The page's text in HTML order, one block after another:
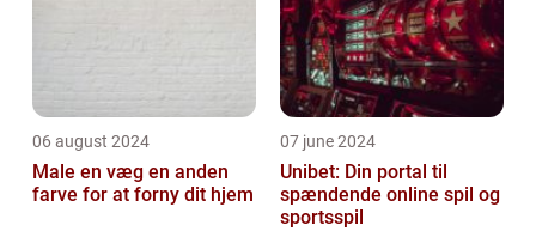
06 august 2024
Male en væg en anden
farve for at forny dit hjem
07 june 2024
Unibet: Din portal til
spændende online spil og
sportsspil